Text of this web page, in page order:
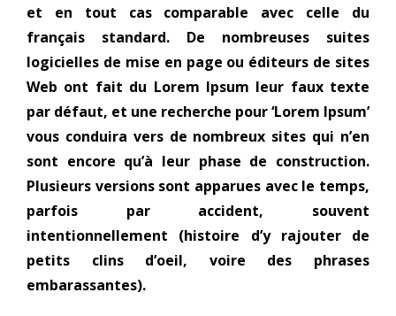
et en tout cas comparable avec celle du
français standard. De nombreuses suites
logicielles de mise en page ou éditeurs de sites
Web ont fait du Lorem Ipsum leur faux texte
par défaut, et une recherche pour ‘Lorem Ipsum’
vous conduira vers de nombreux sites qui n’en
sont encore qu’à leur phase de construction.
Plusieurs versions sont apparues avec le temps,
parfois par accident, souvent
intentionnellement (histoire d’y rajouter de
petits clins d’oeil, voire des phrases
embarassantes).